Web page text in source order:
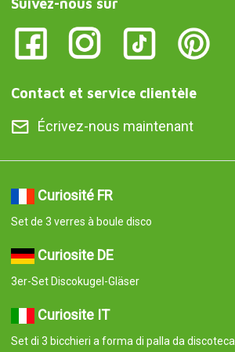
Suivez-nous sur
Contact et service clientèle
Écrivez-nous maintenant
Curiosité FR
Set de 3 verres à boule disco
Curiosite DE
3er-Set Discokugel-Gläser
Curiosite IT
Set di 3 bicchieri a forma di palla da discoteca